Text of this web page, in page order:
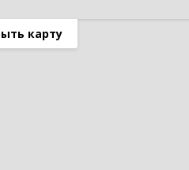
карту